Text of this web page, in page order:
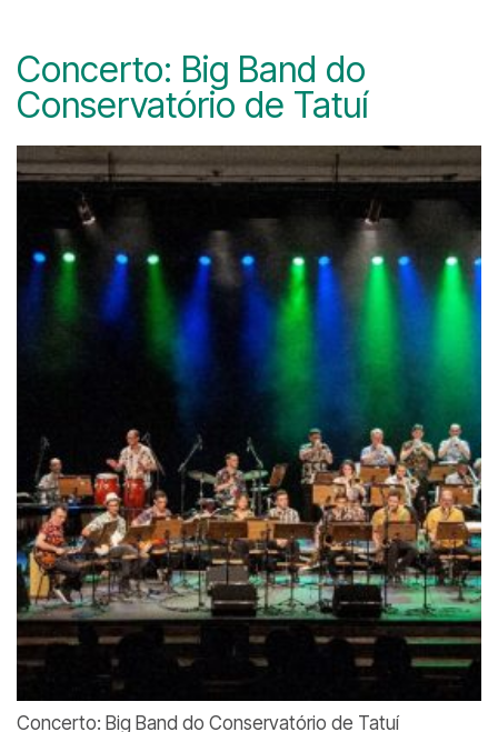
Concerto: Big Band do
Conservatório de Tatuí
Concerto: Big Band do Conservatório de Tatuí